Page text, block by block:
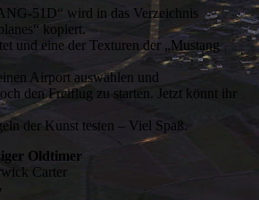
51D“ wird in das Verzeichnis
kopiert.
und eine der Texturen der „Mustang
Airport auswählen und
den Freiflug zu starten. Jetzt könnt ihr
der Kunst testen – Viel Spaß.
Oldtimer
Carter